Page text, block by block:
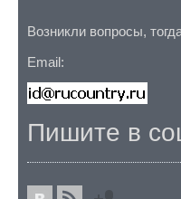
Возникли вопросы,
Email:
Пишите в